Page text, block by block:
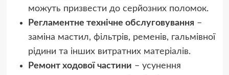
можуть призвести до серйозних поломок.
Регламентне технічне обслуговування –
заміна мастил, фільтрів, ременів, гальмівної
рідини та інших витратних матеріалів.
Ремонт ходової частини – усунення